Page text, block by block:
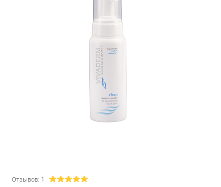
Отзывов: 1